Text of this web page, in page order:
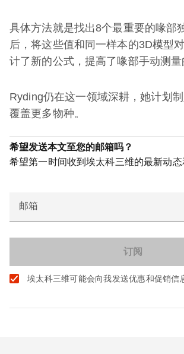
具体方法就是找出8个最重要的喙部
后，将这些值和同一样本的3D模型
计了新的公式，提高了喙部手动测量
Ryding仍在这一领域深耕，她计划制
覆盖更多物种。
希望发送本文至您的邮箱吗？
希望第一时间收到埃太科三维的最新动态
邮箱
埃太科三维可能会向我发送优惠和促销信